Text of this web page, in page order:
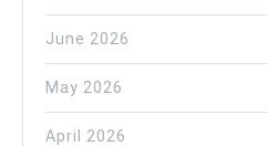
June 2026
May 2026
April 2026